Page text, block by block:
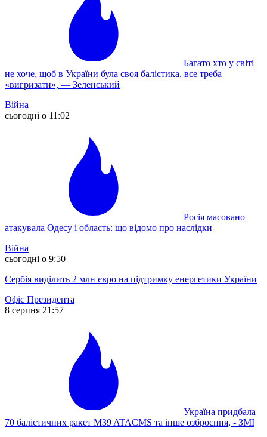
Багато хто у світі
не хоче, щоб в України була своя балістика, все треба
«вигризати», — Зеленський
Війна
сьогодні о 11:02
Росія масовано
атакувала Одесу і область: що відомо про наслідки
Війна
сьогодні о 9:50
Сербія виділить 2 млн євро на підтримку енергетики України
Офіс Президента
8 серпня 21:57
Україна придбала
70 балістичних ракет M39 ATACMS та інше озброєння, - ЗМІ